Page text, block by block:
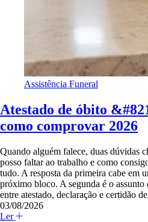
Assistência Funeral
Atestado de óbito
como comprovar 2026
Quando alguém falece, duas dúvidas
posso faltar ao trabalho e como
tudo. A resposta da primeira cabe em
próximo bloco. A segunda é o
entre atestado, declaração e certidão
03/08/2026
Ler